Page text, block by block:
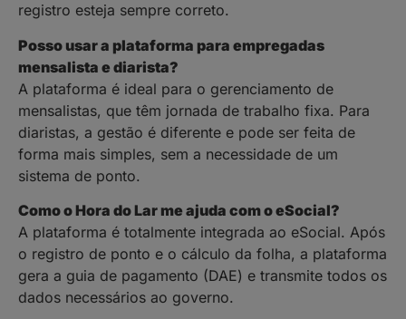
registro esteja sempre correto.
Posso usar a plataforma para empregadas
mensalista e diarista?
A plataforma é ideal para o gerenciamento de
mensalistas, que têm jornada de trabalho fixa. Para
diaristas, a gestão é diferente e pode ser feita de
forma mais simples, sem a necessidade de um
sistema de ponto.
Como o Hora do Lar me ajuda com o eSocial?
A plataforma é totalmente integrada ao eSocial. Após
o registro de ponto e o cálculo da folha, a plataforma
gera a guia de pagamento (DAE) e transmite todos os
dados necessários ao governo.